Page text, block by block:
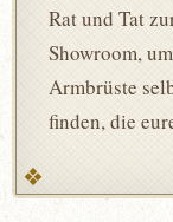
Rat und Tat
Showroom,
Armbrüste
finden, die